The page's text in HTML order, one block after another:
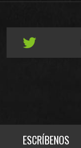
ESCRÍBENOS